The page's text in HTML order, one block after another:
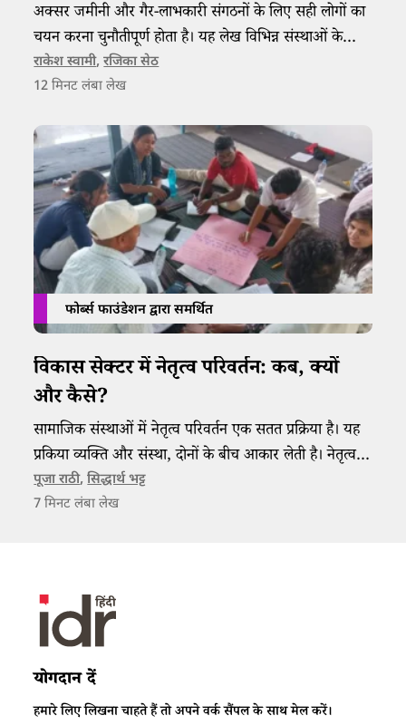
अक्सर जमीनी और गैर-लाभकारी संगठनों के लिए सही लोगों का
चयन करना चुनौतीपूर्ण होता है। यह लेख विभिन्न संस्थाओं के
अनुभवों के आधार पर भर्ती प्रक्रिया और बेहतर टीम निर्माण से
जुड़ी अहम सीख साझा करता है।
राकेश स्वामी,रजिका सेठ
12 मिनट लंबा लेख
फोर्ब्स फाउंडेशन द्वारा समर्थित
विकास सेक्टर में नेतृत्व परिवर्तन: कब, क्यों
और कैसे?
सामाजिक संस्थाओं में नेतृत्व परिवर्तन एक सतत प्रक्रिया है। यह
प्रकिया व्यक्ति और संस्था, दोनों के बीच आकार लेती है। नेतृत्व
की पहचान के लिए संस्था को बहुत धैर्य और खुले विचारों के साथ
आगे बढ़ना आवश्यक है।
पूजा राठी,सिद्धार्थ भट्ट
7 मिनट लंबा लेख
योगदान दें
हमारे लिए लिखना चाहते हैं तो अपने वर्क सैंपल के साथ मेल करें।